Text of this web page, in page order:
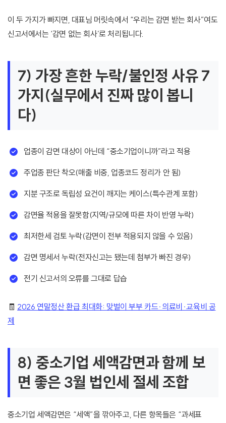
이 두 가지가 빠지면, 대표님 머릿속에서 “우리는 감면 받는 회사”여도
신고서에서는 ‘감면 없는 회사’로 처리됩니다.
7) 가장 흔한 누락/불인정 사유 7
가지(실무에서 진짜 많이 봅니
다)
업종이 감면 대상이 아닌데 “중소기업이니까”라고 적용
주업종 판단 착오(매출 비중, 업종코드 정리가 안 됨)
지분 구조로 독립성 요건이 깨지는 케이스(특수관계 포함)
감면율 적용을 잘못함(지역/규모에 따른 차이 반영 누락)
최저한세 검토 누락(감면이 전부 적용되지 않을 수 있음)
감면 명세서 누락(전자신고는 됐는데 첨부가 빠진 경우)
전기 신고서의 오류를 그대로 답습
🧾 2026 연말정산 환급 최대화: 맞벌이 부부 카드·의료비·교육비 공
제
8) 중소기업 세액감면과 함께 보
면 좋은 3월 법인세 절세 조합
중소기업 세액감면은 “세액”을 깎아주고, 다른 항목들은 “과세표